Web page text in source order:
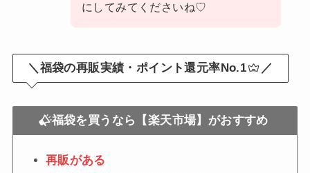
にしてみてくださいね♡
＼福袋の再販実績・ポイント還元率No.1 ／
福袋を買うなら【楽天市場】がおすすめ
再販がある